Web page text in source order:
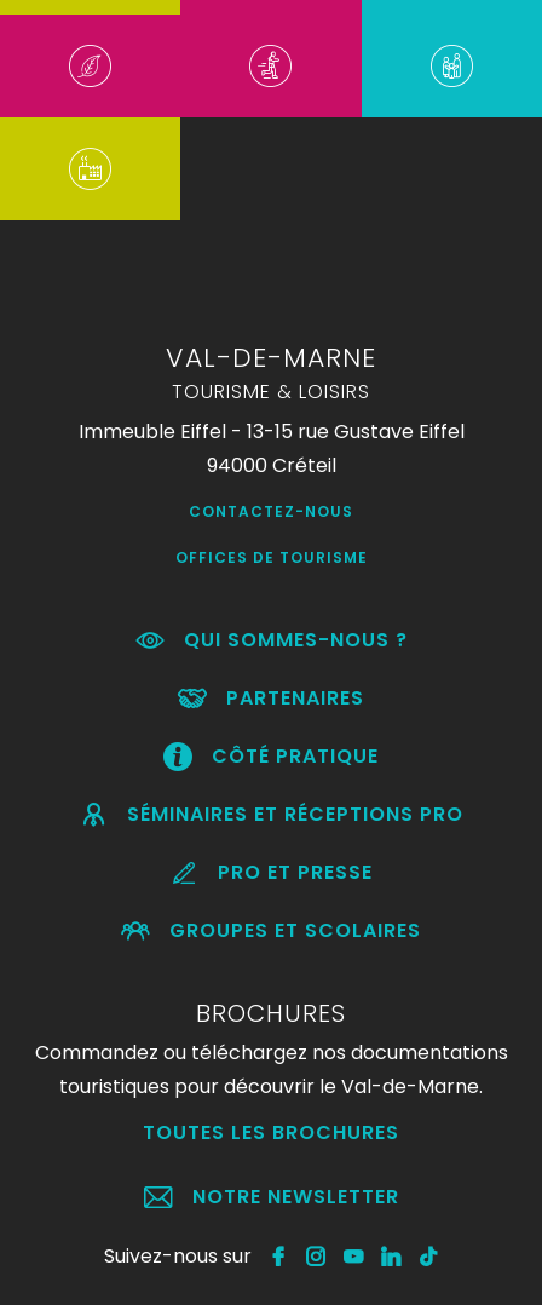
VAL-DE-MARNE
TOURISME & LOISIRS
Immeuble Eiffel - 13-15 rue Gustave Eiffel
94000 Créteil
CONTACTEZ-NOUS
OFFICES DE TOURISME
QUI SOMMES-NOUS ?
PARTENAIRES
CÔTÉ PRATIQUE
SÉMINAIRES ET RÉCEPTIONS PRO
PRO ET PRESSE
GROUPES ET SCOLAIRES
BROCHURES
Commandez ou téléchargez nos documentations
touristiques pour découvrir le Val-de-Marne.
TOUTES LES BROCHURES
NOTRE NEWSLETTER
Suivez-nous sur